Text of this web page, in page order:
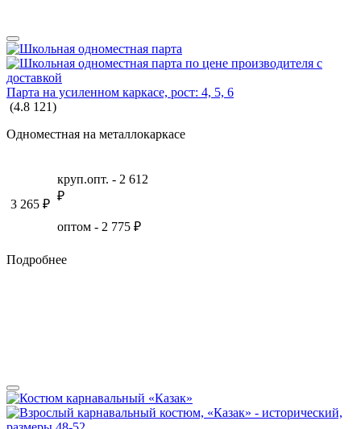
Парта на усиленном каркасе, рост: 4, 5, 6
(4.8 121)
Одноместная на металлокаркасе
3 265 ₽
круп.опт. - 2 612
₽
оптом - 2 775 ₽
Подробнее